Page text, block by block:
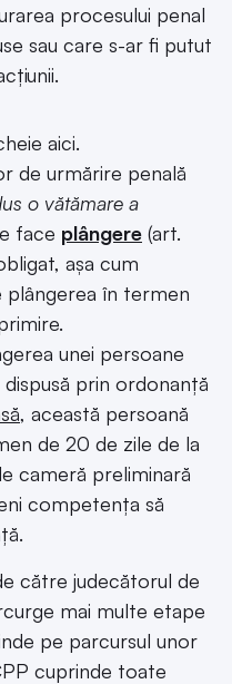
procesului penal
sau care s-ar fi putut
aici.
de urmărire penală
o vătămare a
face plângere (art.
așa cum
plângerea în termen
unei persoane
prin ordonanță
, această persoană
de 20 de zile de la
cameră preliminară
competența să
către judecătorul de
mai multe etape
pe parcursul unor
cuprinde toate